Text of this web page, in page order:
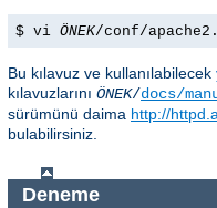
$ vi ÖNEK/conf/
Bu kılavuz ve kullanılabilecek
kılavuzlarını ÖNEK/docs/
sürümünü daima http://
bulabilirsiniz.
Deneme